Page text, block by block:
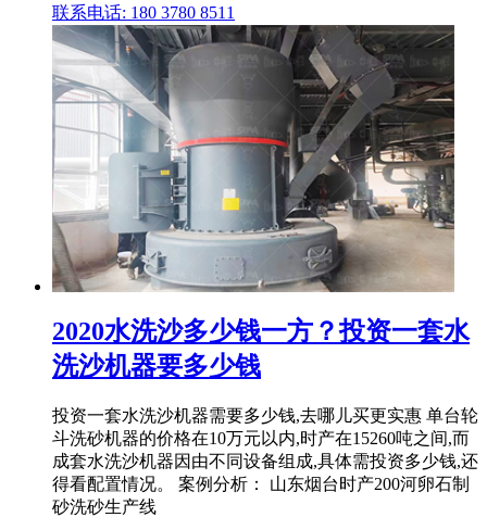
联系电话: 180 3780 8511
2020水洗沙多少钱一方？投资一套水
洗沙机器要多少钱
投资一套水洗沙机器需要多少钱,去哪儿买更实惠 单台轮
斗洗砂机器的价格在10万元以内,时产在15260吨之间,而
成套水洗沙机器因由不同设备组成,具体需投资多少钱,还
得看配置情况。 案例分析： 山东烟台时产200河卵石制
砂洗砂生产线